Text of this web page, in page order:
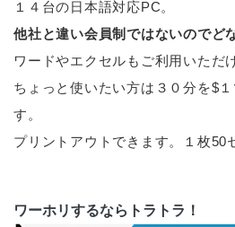
１４台の日本語対応PC。
他社と違い会員制ではないのでど
ワードやエクセルもご利用いただ
ちょっと使いたい方は３０分を$
す。
プリントアウトできます。１枚50
ワーホリするならトラトラ！